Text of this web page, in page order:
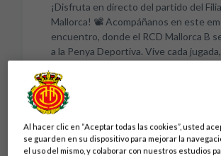
¡Disfruta en directo del partido del
Mallorca! 📽️ Acompáñanos en este
encuentro, donde el RCD Mallorca B
a la Penya Deportiva. Vive cada
Al hacer clic en “Aceptar todas las cookies”, usted
se guarden en su dispositivo para mejorar la
el uso del mismo, y colaborar con nuestros estudios